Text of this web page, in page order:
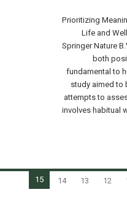
Prioritizing
Life and
Springer Nature
both
fundamental to
study aimed to
attempts to
involves habitual
12
13
14
15